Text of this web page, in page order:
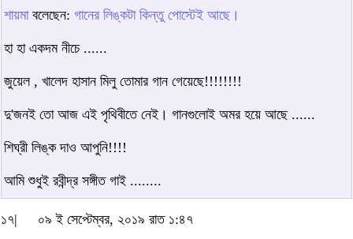
শায়মাবলেছেন: গানের লিঙ্কটা কিন্তু পোস্টেই আছে।
হা হা একদম নীচে ......
জুয়েল , খালেদ হাসান মিলু তোমার গান গেয়েছে!!!!!!!!
দু'জনই তো আজ এই পৃথিবীতে নেই। গানগুলোই অমর হয়ে আছে ......
শিঘ্রী লিঙ্ক দাও আপুনি!!!!
আমি শুধুই রবীন্দ্র সঙ্গীত গাই ........
১৭|
০৯ ই সেপ্টেম্বর, ২০১৯ রাত ১:৪৭